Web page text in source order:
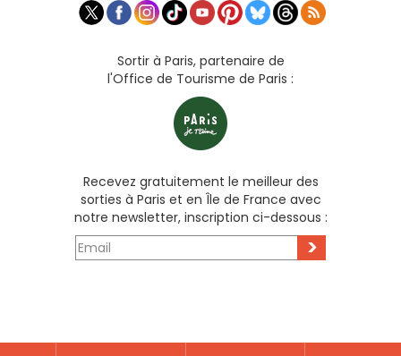
Sortir à Paris, partenaire de
l'Office de Tourisme de Paris :
Recevez gratuitement le meilleur des
sorties à Paris et en Île de France avec
notre newsletter, inscription ci-dessous :
>